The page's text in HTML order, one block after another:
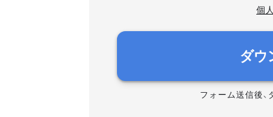
個
ダウ
フォーム送信後